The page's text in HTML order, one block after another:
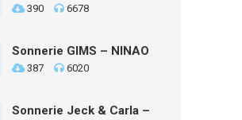
390 6678
Sonnerie GIMS – NINAO
387 6020
Sonnerie Jeck & Carla –